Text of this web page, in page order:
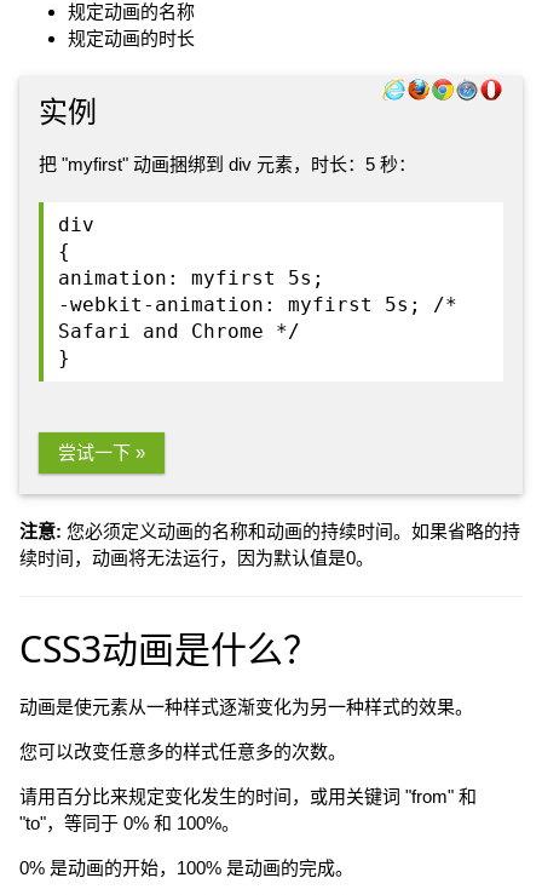
规定动画的名称
规定动画的时长
实例
把 "myfirst" 动画捆绑到 div 元素，时长：5 秒：
div
{
animation: myfirst 5s;
-webkit-animation: myfirst 5s; /*
Safari and Chrome */
}
尝试一下 »
注意: 您必须定义动画的名称和动画的持续时间。如果省略的持
续时间，动画将无法运行，因为默认值是0。
CSS3动画是什么？
动画是使元素从一种样式逐渐变化为另一种样式的效果。
您可以改变任意多的样式任意多的次数。
请用百分比来规定变化发生的时间，或用关键词 "from" 和
"to"，等同于 0% 和 100%。
0% 是动画的开始，100% 是动画的完成。